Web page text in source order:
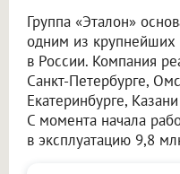
Группа «Эталон»
одним из
в России. Компания
Санкт-Петербурге,
Екатеринбурге,
С момента начала
в эксплуатацию 9,8